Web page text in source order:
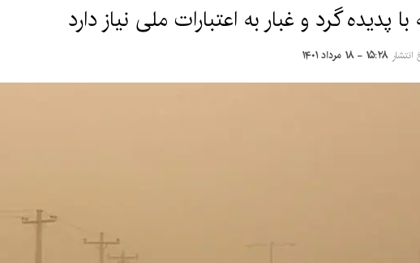
پدیده گرد و غبار به اعتبارات ملی نیاز دارد
انتشار ۱۵:۲۸ - ۱۸ مرداد ۱۴۰۱